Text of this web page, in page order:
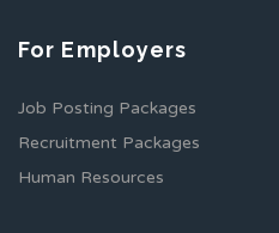
For Employers
Job Posting Packages
Recruitment Packages
Human Resources